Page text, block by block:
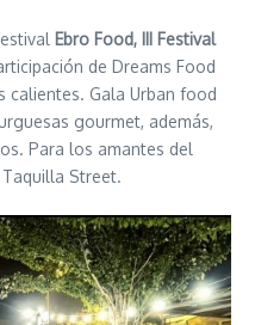
Ebro Food, III Festival
de Dreams Food
calientes. Gala Urban food
gourmet, además,
Para los amantes del
Street.